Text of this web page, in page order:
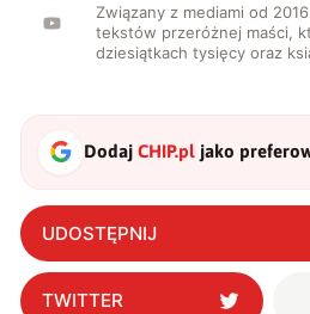
Związany z mediami od
tekstów przeróżnej maści,
dziesiątkach tysięcy oraz
DodajCHIP.pl jako
UDOSTĘPNIJ
TWITTER